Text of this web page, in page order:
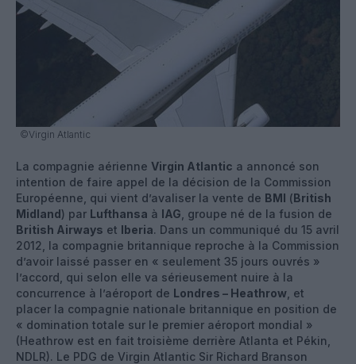
©Virgin Atlantic
La compagnie aérienne Virgin Atlantic a annoncé son
intention de faire appel de la décision de la Commission
Européenne, qui vient d’avaliser la vente de BMI (British
Midland) par Lufthansa à IAG , groupe né de la fusion de
British Airways et Iberia. Dans un communiqué du 15 avril
2012, la compagnie britannique reproche à la Commission
d’avoir laissé passer en « seulement 35 jours ouvrés »
l’accord, qui selon elle va sérieusement nuire à la
concurrence à l’aéroport de Londres – Heathrow , et
placer la compagnie nationale britannique en position de
« domination totale sur le premier aéroport mondial »
(Heathrow est en fait troisième derrière Atlanta et Pékin,
NDLR). Le PDG de Virgin Atlantic Sir Richard Branson